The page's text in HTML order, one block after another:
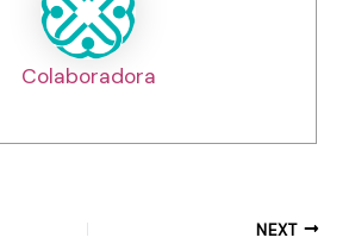
Colaboradora
NEXT